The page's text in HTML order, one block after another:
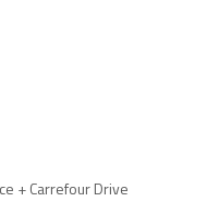
+ Carrefour Drive